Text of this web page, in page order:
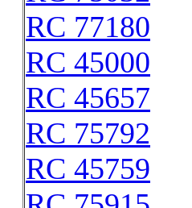
RC 77180
RC 45000
RC 45657
RC 75792
RC 45759